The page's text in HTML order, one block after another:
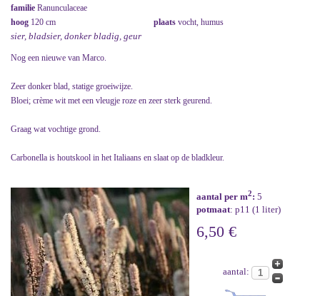
familie Ranunculaceae
hoog 120 cm plaats vocht, humus
sier, bladsier, donker bladig, geur
Nog een nieuwe van Marco.
Zeer donker blad, statige groeiwijze.
Bloei; crème wit met een vleugje roze en zeer sterk geurend.
Graag wat vochtige grond.
Carbonella is houtskool in het Italiaans en slaat op de bladkleur.
aantal per m2: 5
potmaat: p11 (1 liter)
6,50 €
aantal: